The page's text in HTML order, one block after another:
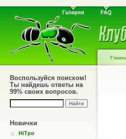
Галерея FAQ
Воспользуйся поиском!
Ты найдешь ответы на
99% своих вопросов.
Новички
HiTpo